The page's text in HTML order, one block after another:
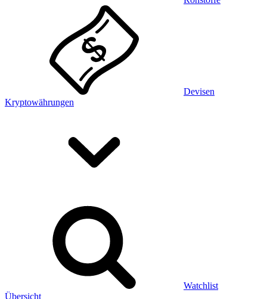
Devisen
Kryptowährungen
Watchlist
Übersicht